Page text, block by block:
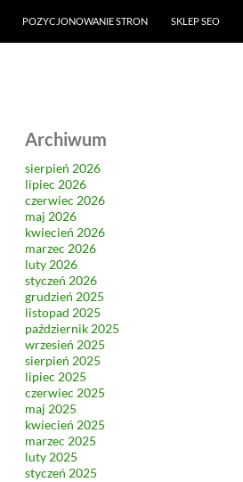
POZYCJONOWANIE STRON SKLEP SEO
Archiwum
sierpień 2026
lipiec 2026
czerwiec 2026
maj 2026
kwiecień 2026
marzec 2026
luty 2026
styczeń 2026
grudzień 2025
listopad 2025
październik 2025
wrzesień 2025
sierpień 2025
lipiec 2025
czerwiec 2025
maj 2025
kwiecień 2025
marzec 2025
luty 2025
styczeń 2025